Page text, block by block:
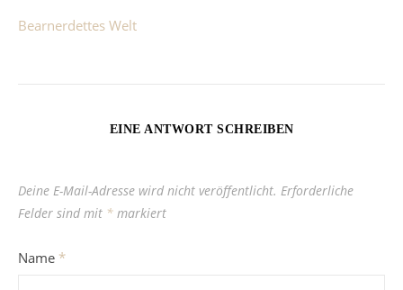
Bearnerdettes Welt
EINE ANTWORT SCHREIBEN
Deine E-Mail-Adresse wird nicht veröffentlicht. Erforderliche
Felder sind mit * markiert
Name *